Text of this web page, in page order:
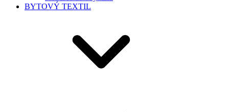
BYTOVÝ TEXTIL